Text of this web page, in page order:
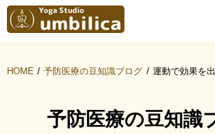
HOME 予防医療の豆知識ブログ 運動で効果を
予防医療の豆知識